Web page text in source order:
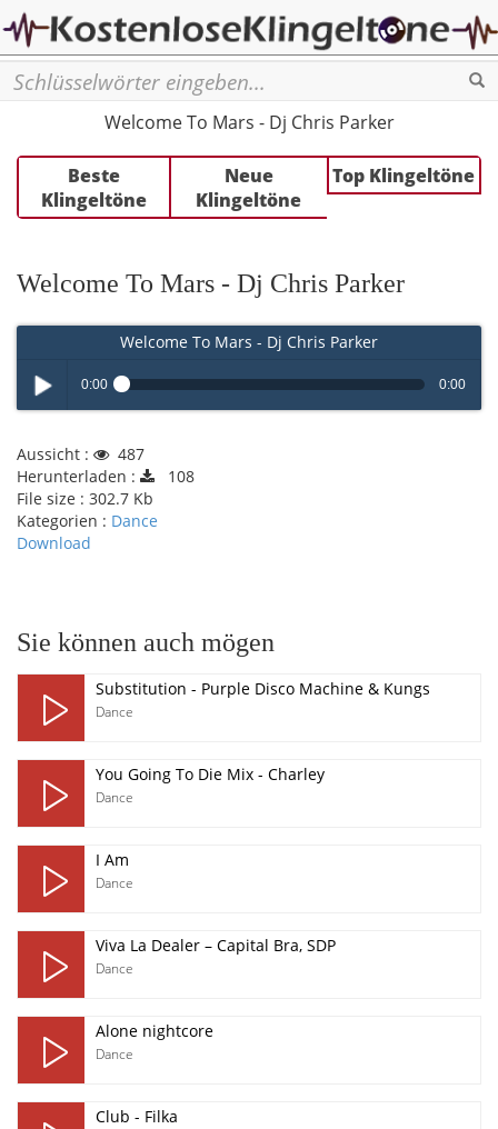
Welcome To Mars - Dj Chris Parker
Beste
Klingeltöne
Neue
Klingeltöne
Top Klingeltöne
Welcome To Mars - Dj Chris Parker
Welcome To Mars - Dj Chris Parker
Play /
0:00 0:00
Aussicht :
487
Herunterladen :
108
File size : 302.7 Kb
Kategorien : Dance
Download
Sie können auch mögen
Substitution - Purple Disco Machine & Kungs
Dance
You Going To Die Mix - Charley
Dance
I Am
Dance
Viva La Dealer – Capital Bra, SDP
Dance
Alone nightcore
Dance
Club - Filka